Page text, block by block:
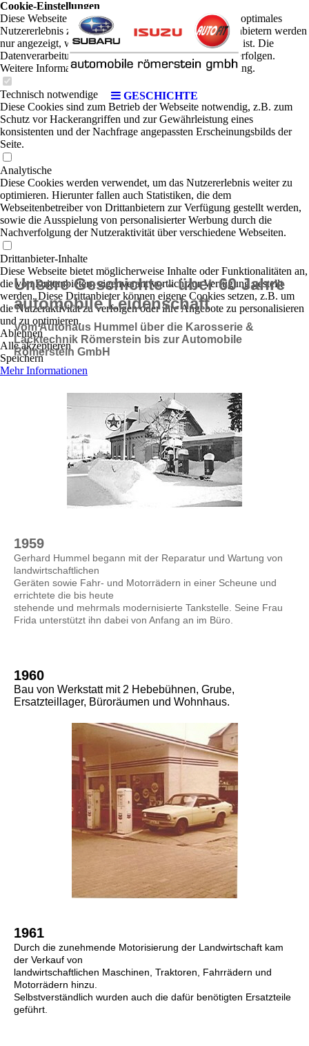
GESCHICHTE
Unsere Geschichte - über 60 Jahre
automobile Leidenschaft
Vom Autohaus Hummel über die Karosserie &
Lacktechnik Römerstein bis zur Automobile
Römerstein GmbH
1959
Gerhard Hummel begann mit der Reparatur und Wartung von
landwirtschaftlichen
Geräten sowie Fahr- und Motorrädern in einer Scheune und
errichtete die bis heute
stehende und mehrmals modernisierte Tankstelle. Seine Frau
Frida unterstützt ihn dabei von Anfang an im Büro.
1960
Bau von Werkstatt mit 2 Hebebühnen, Grube,
Ersatzteillager, Büroräumen und Wohnhaus.
1961
Durch die zunehmende Motorisierung der Landwirtschaft kam
der Verkauf von
landwirtschaftlichen Maschinen, Traktoren, Fahrrädern und
Motorrädern hinzu.
Selbstverständlich wurden auch die dafür benötigten Ersatzteile
geführt.
Cookie-Einstellungen
Diese Webseite verwendet Cookies, um Besuchern ein optimales
Nutzererlebnis zu bieten. Bestimmte Inhalte von Drittanbietern werden
nur angezeigt, wenn die entsprechende Option aktiviert ist. Die
Datenverarbeitung kann dann auch in einem Drittland erfolgen.
Weitere Informationen hierzu in der Datenschutzerklärung.
Technisch notwendige
Diese Cookies sind zum Betrieb der Webseite notwendig, z.B. zum
Schutz vor Hackerangriffen und zur Gewährleistung eines
konsistenten und der Nachfrage angepassten Erscheinungsbilds der
Seite.
Analytische
Diese Cookies werden verwendet, um das Nutzererlebnis weiter zu
optimieren. Hierunter fallen auch Statistiken, die dem
Webseitenbetreiber von Drittanbietern zur Verfügung gestellt werden,
sowie die Ausspielung von personalisierter Werbung durch die
Nachverfolgung der Nutzeraktivität über verschiedene Webseiten.
Drittanbieter-Inhalte
Diese Webseite bietet möglicherweise Inhalte oder Funktionalitäten an,
die von Drittanbietern eigenverantwortlich zur Verfügung gestellt
werden. Diese Drittanbieter können eigene Cookies setzen, z.B. um
die Nutzeraktivität zu verfolgen oder ihre Angebote zu personalisieren
und zu optimieren.
Ablehnen
Alle akzeptieren
Speichern
Mehr Informationen